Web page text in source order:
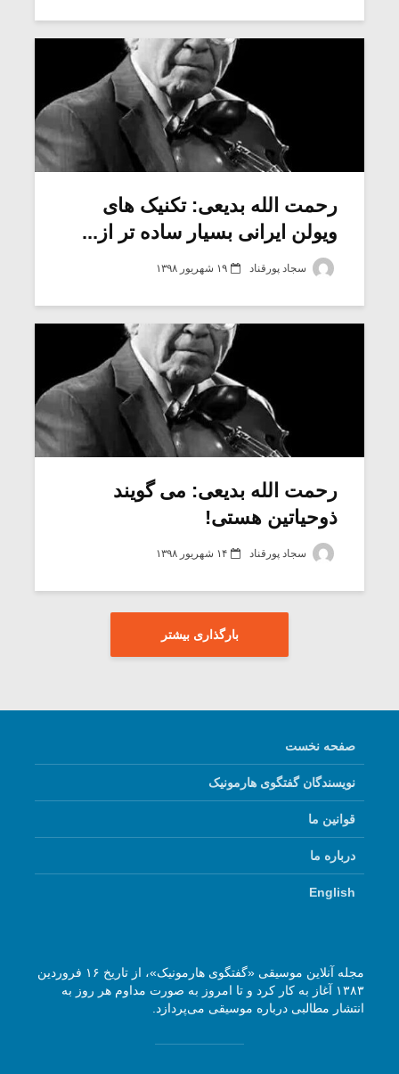
رحمت الله بدیعی: تکنیک های
ویولن ایرانی بسیار ساده تر از...
سجاد پورقناد ۱۹ شهریور ۱۳۹۸
رحمت الله بدیعی: می گویند
ذوحیاتین هستی!
سجاد پورقناد ۱۴ شهریور ۱۳۹۸
بارگذاری بیشتر
صفحه نخست
نویسندگان گفتگوی هارمونیک
قوانین ما
درباره ما
English
مجله آنلاین موسیقی «گفتگوی هارمونیک»، از تاریخ ۱۶ فروردین
۱۳۸۳ آغاز به کار کرد و تا امروز به صورت مداوم هر روز به
انتشار مطالبی درباره موسیقی می‌پردازد.